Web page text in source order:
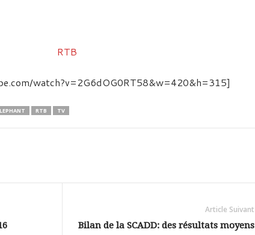
watch?v=2G6dOG0RT58&w=420&h=315]
RTB TV
Article Suivant
Bilan de la SCADD: des résultats moyens